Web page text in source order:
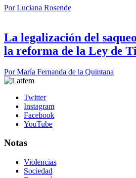
PorLuciana Rosende
La legalización del
la reforma de la Ley de
PorMaría Fernanda de la Quintana
Twitter
Instagram
Facebook
YouTube
Notas
Violencias
Sociedad